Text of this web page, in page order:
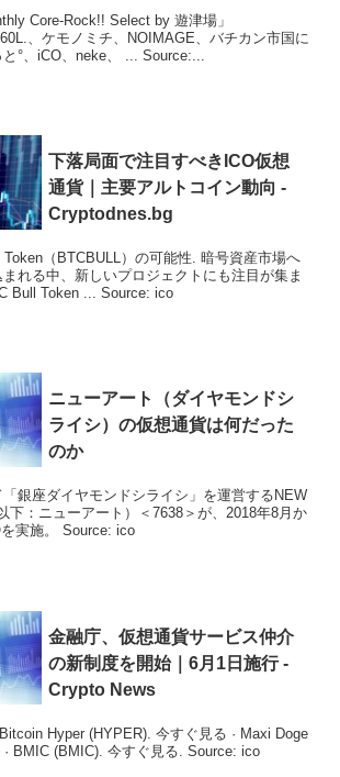
Core-Rock!! Select by 遊津場」
、ケモノミチ、NOIMAGE、バチカン市国に
°、iCO、neke、 ... Source:...
下落局面で注目すべき ICO仮想
通貨｜主要アルトコイン動向 -
Cryptodnes.bg
（BTCBULL）の可能性. 暗号資産市場へ
れる中、新しいプロジェクトにも注目が集ま
Bull Token ... Source: ico
ニューアート（ダイヤモンドシ
ライシ）の仮想通貨は何だった
のか
銀座ダイヤモンドシライシ」を運営するNEW
下：ニューアート）＜7638＞が、2018年8月か
実施。 Source: ico
金融庁、仮想通貨サービス仲介
の新制度を開始｜6月1日施行 -
Crypto News
Hyper (HYPER). 今すぐ見る · Maxi Doge
BMIC (BMIC). 今すぐ見る. Source: ico